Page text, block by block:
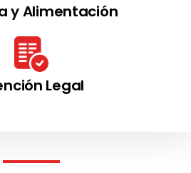
y Alimentación
Legal